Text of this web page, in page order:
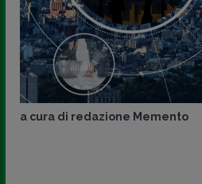
a cura di redazione Memento